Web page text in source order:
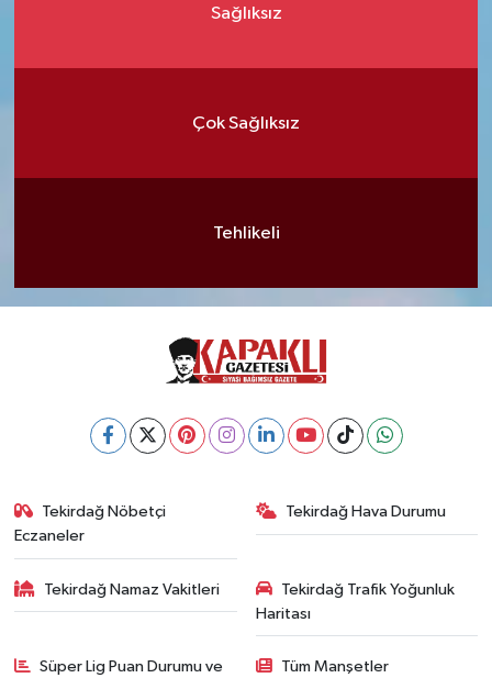
Sağlıksız
Çok Sağlıksız
Tehlikeli
Tekirdağ Nöbetçi
Eczaneler
Tekirdağ Hava Durumu
Tekirdağ Namaz Vakitleri
Tekirdağ Trafik Yoğunluk
Haritası
Süper Lig Puan Durumu ve Tüm Manşetler